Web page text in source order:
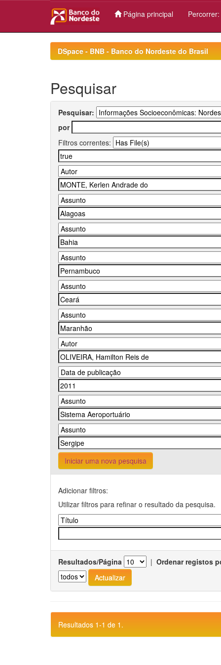
Página principal Percorrer:
DSpace - BNB - Banco do Nordeste do Brasil
Pesquisar
Pesquisar:
por
Filtros correntes:
Iniciar uma nova pesquisa
Adicionar filtros:
Utilizar filtros para refinar o resultado da pesquisa.
Resultados/Página | Ordenar registos
Resultados 1-1 de 1.